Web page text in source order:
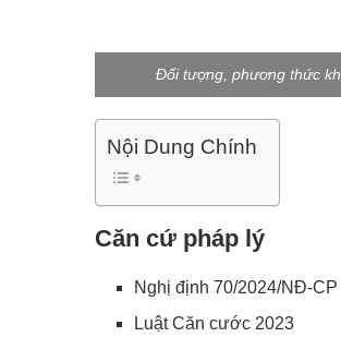
Đối tượng, phương thức
Nội Dung Chính
Căn cứ pháp lý
Nghị định 70/2024/NĐ-CP
Luật Căn cước 2023